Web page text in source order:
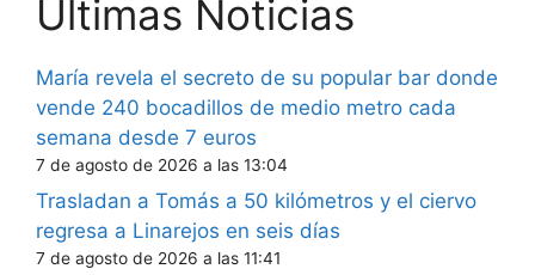
Últimas Noticias
María revela el secreto de su popular bar donde
vende 240 bocadillos de medio metro cada
semana desde 7 euros
7 de agosto de 2026 a las 13:04
Trasladan a Tomás a 50 kilómetros y el ciervo
regresa a Linarejos en seis días
7 de agosto de 2026 a las 11:41